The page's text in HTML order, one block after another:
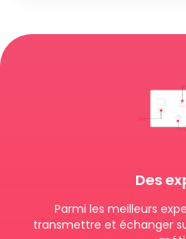
Des
Parmi les meilleurs
transmettre et échanger